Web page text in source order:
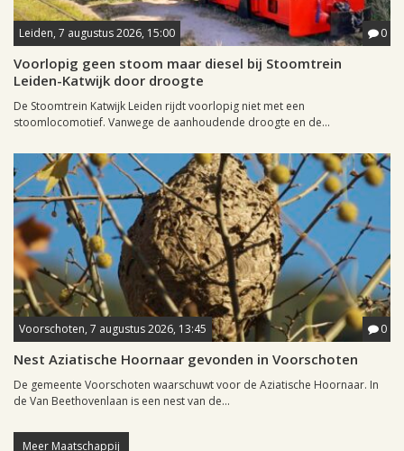
Leiden, 7 augustus 2026, 15:00 0
Voorlopig geen stoom maar diesel bij Stoomtrein
Leiden-Katwijk door droogte
De Stoomtrein Katwijk Leiden rijdt voorlopig niet met een
stoomlocomotief. Vanwege de aanhoudende droogte en de...
Voorschoten, 7 augustus 2026, 13:45 0
Nest Aziatische Hoornaar gevonden in Voorschoten
De gemeente Voorschoten waarschuwt voor de Aziatische Hoornaar. In
de Van Beethovenlaan is een nest van de...
Meer Maatschappij